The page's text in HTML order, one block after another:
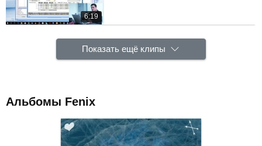
6:19
Показать ещё клипы
Альбомы Fenix